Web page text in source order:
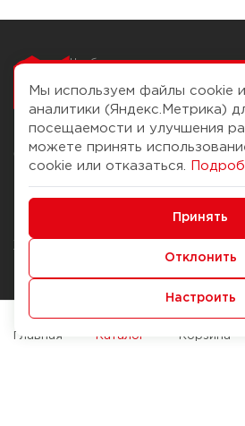
Чтобы вам легко
О компании
История Компании
Журнал
Наши марки
Брендирование
Мы используем файлы cookie
аналитики (Яндекс.Метрика)
посещаемости и улучшения
можете принять
cookie или отказаться.
Принять
Отклонить
Настроить
Главная Каталог Корзина